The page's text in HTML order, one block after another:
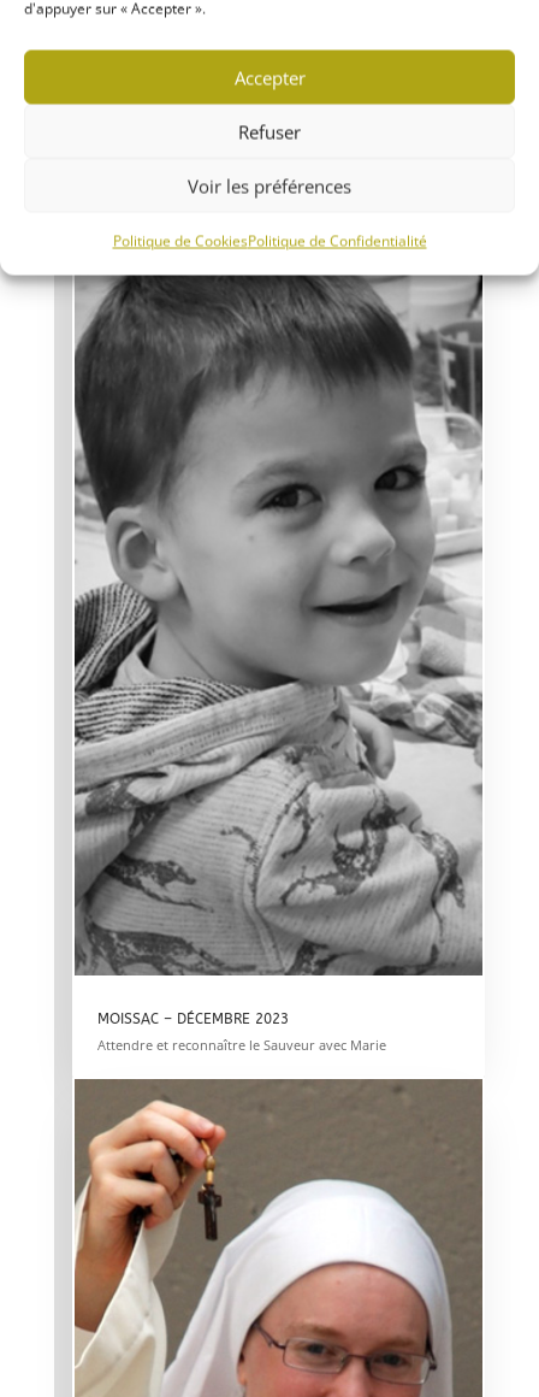
d'appuyer sur « Accepter ».
Accepter
Refuser
Voir les préférences
Politique de CookiesPolitique de Confidentialité
MOISSAC – MARS 2024
MOISSAC – DÉCEMBRE 2023
Attendre et reconnaître le Sauveur avec Marie